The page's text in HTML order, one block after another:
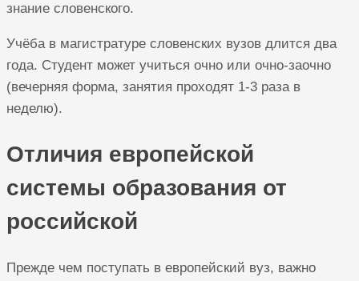
знание словенского.
Учёба в магистратуре словенских вузов длится два
года. Студент может учиться очно или очно-заочно
(вечерняя форма, занятия проходят 1-3 раза в
неделю).
Отличия европейской
системы образования от
российской
Прежде чем поступать в европейский вуз, важно